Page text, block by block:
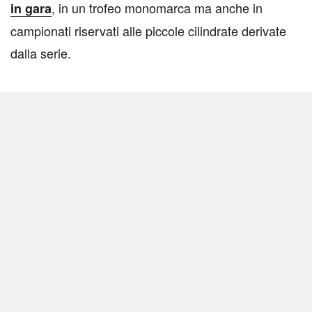
in gara, in un trofeo monomarca ma anche in
campionati riservati alle piccole cilindrate derivate
dalla serie.